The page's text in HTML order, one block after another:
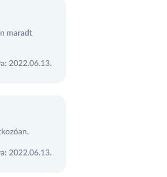
maradt
2022.06.13.
2022.06.13.